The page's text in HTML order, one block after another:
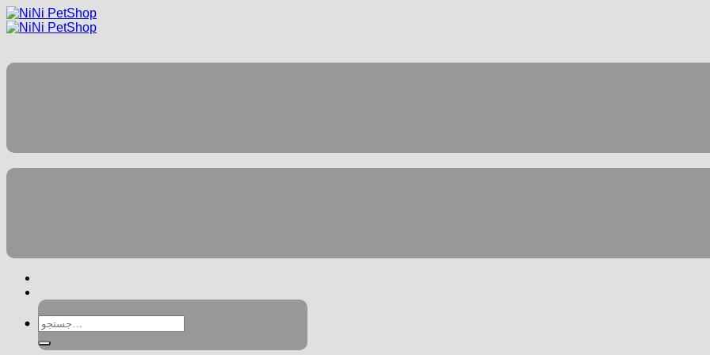
جستجو